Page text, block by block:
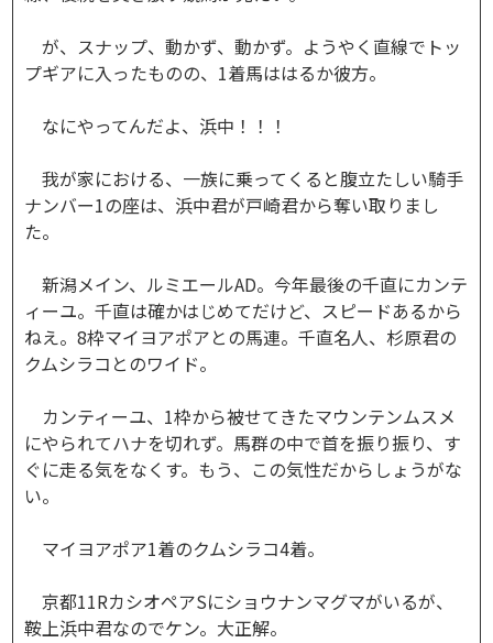
が、スナップ、動かず、動かず。ようやく直線でトッ
プギアに入ったものの、1着馬ははるか彼方。
なにやってんだよ、浜中！！！
我が家における、一族に乗ってくると腹立たしい騎手
ナンバー1の座は、浜中君が戸崎君から奪い取りまし
た。
新潟メイン、ルミエールAD。今年最後の千直にカンテ
ィーユ。千直は確かはじめてだけど、スピードあるから
ねえ。8枠マイヨアポアとの馬連。千直名人、杉原君の
クムシラコとのワイド。
カンティーユ、1枠から被せてきたマウンテンムスメ
にやられてハナを切れず。馬群の中で首を振り振り、す
ぐに走る気をなくす。もう、この気性だからしょうがな
い。
マイヨアポア1着のクムシラコ4着。
京都11RカシオペアSにショウナンマグマがいるが、
鞍上浜中君なのでケン。大正解。